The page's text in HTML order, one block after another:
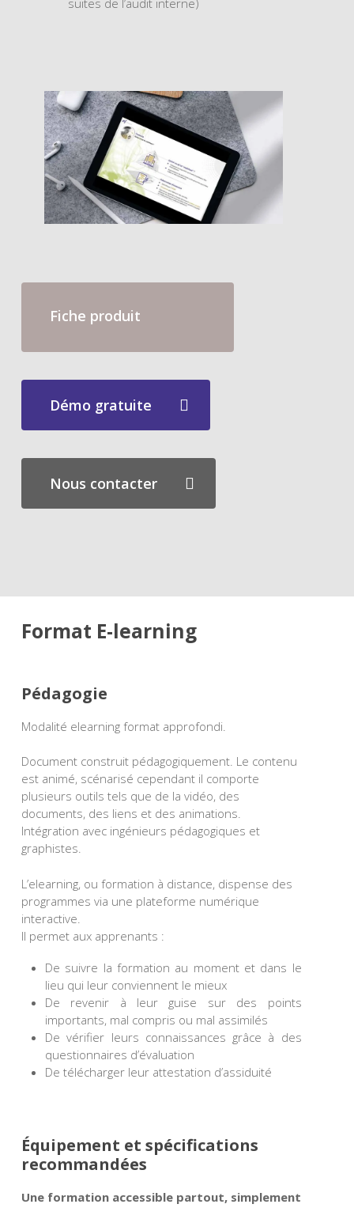
suites de l’audit interne)
Fiche produit
Démo gratuite
Nous contacter
Format E-learning
Pédagogie
Modalité elearning format approfondi.
Document construit pédagogiquement. Le contenu
est animé, scénarisé cependant il comporte
plusieurs outils tels que de la vidéo, des
documents, des liens et des animations.
Intégration avec ingénieurs pédagogiques et
graphistes.
L’elearning, ou formation à distance, dispense des
programmes via une plateforme numérique
interactive.
Il permet aux apprenants :
De suivre la formation au moment et dans le
lieu qui leur conviennent le mieux
De revenir à leur guise sur des points
importants, mal compris ou mal assimilés
De vérifier leurs connaissances grâce à des
questionnaires d’évaluation
De télécharger leur attestation d’assiduité
Équipement et spécifications
recommandées
Une formation accessible partout, simplement